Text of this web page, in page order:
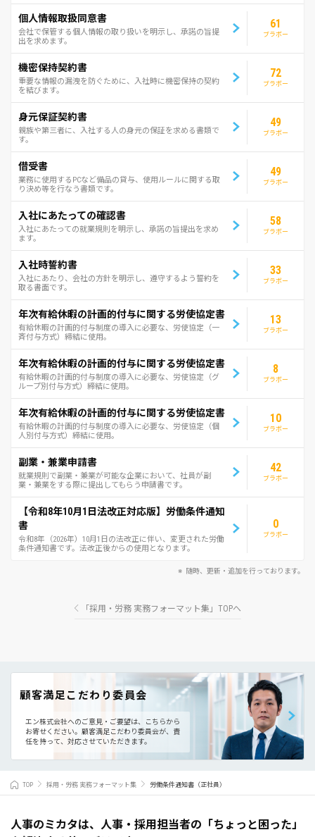
個人情報取扱同意書
会社で保管する個人情報の取り扱いを明示し、承諾の旨提
出を求めます。
61
ブラボー
機密保持契約書
重要な情報の漏洩を防ぐために、入社時に機密保持の契約
を結びます。
72
ブラボー
身元保証契約書
親族や第三者に、入社する人の身元の保証を求める書類で
す。
49
ブラボー
借受書
業務に使用するPCなど備品の貸与、使用ルールに関する取
り決め等を行なう書類です。
49
ブラボー
入社にあたっての確認書
入社にあたっての就業規則を明示し、承諾の旨提出を求め
ます。
58
ブラボー
入社時誓約書
入社にあたり、会社の方針を明示し、遵守するよう誓約を
取る書面です。
33
ブラボー
年次有給休暇の計画的付与に関する労使協定書
有給休暇の計画的付与制度の導入に必要な、労使協定（一
斉付与方式）締結に使用。
13
ブラボー
年次有給休暇の計画的付与に関する労使協定書
有給休暇の計画的付与制度の導入に必要な、労使協定（グ
ループ別付与方式）締結に使用。
8
ブラボー
年次有給休暇の計画的付与に関する労使協定書
有給休暇の計画的付与制度の導入に必要な、労使協定（個
人別付与方式）締結に使用。
10
ブラボー
副業・兼業申請書
就業規則で副業・兼業が可能な企業において、社員が副
業・兼業をする際に提出してもらう申請書です。
42
ブラボー
【令和8年10月1日法改正対応版】労働条件通知
書
令和8年（2026年）10月1日の法改正に伴い、変更された労働
条件通知書です。法改正後からの使用となります。
0
ブラボー
随時、更新・追加を行っております。
「採用・労務 実務フォーマット集」TOPへ
顧客満足こだわり委員会
エン株式会社へのご意見・ご要望は、こちらから
お寄せください。 顧客満足こだわり委員会が、責
任を持って、対応させていただきます。
TOP 採用・労務 実務フォーマット集 労働条件通知書（正社員）
人事のミカタは、人事・採用担当者の「ちょっと困った」